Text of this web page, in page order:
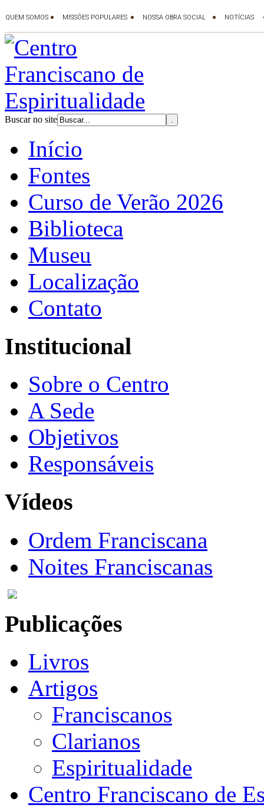
Buscar no site
Início
Fontes
Curso de Verão 2026
Biblioteca
Museu
Localização
Contato
Institucional
Sobre o Centro
A Sede
Objetivos
Responsáveis
Vídeos
Ordem Franciscana
Noites Franciscanas
Publicações
Livros
Artigos
Franciscanos
Clarianos
Espiritualidade
Centro Franciscano de